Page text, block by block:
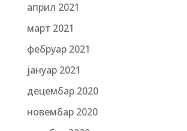
април 2021
март 2021
фебруар 2021
јануар 2021
децембар 2020
новембар 2020